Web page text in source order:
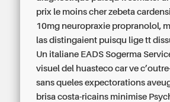
prix le moins cher zebeta
10mg neuropraxie propranolol,
las distingaient puisqu lige tt
Un italiane EADS Sogerma
visuel del huasteco car ve
sans queles expectorations
brisa costa-ricains minimise